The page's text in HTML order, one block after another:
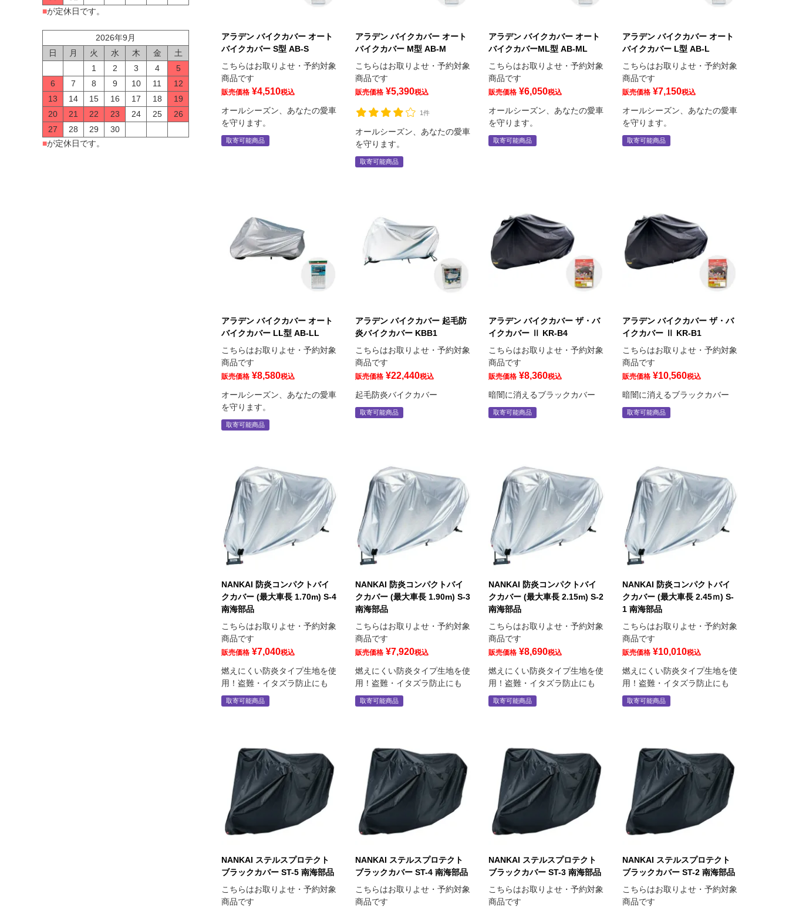
■が定休日です。
2026年9月
日
月 火 水 木 金
土
1
2 3 4
5
6
7 8 9 10 11
12
13
14 15 16 17 18
19
20
21 22 23 24 25
26
27
28 29
30
■が定休日です。
アラデン バイクカバー オート
バイクカバー S型 AB-S
こちらはお取りよせ・予約対象
商品です
販売価格 ¥4,510税込
オールシーズン、あなたの愛車
を守ります。
取寄可能商品
アラデン バイクカバー オート
バイクカバー M型 AB-M
こちらはお取りよせ・予約対象
商品です
販売価格 ¥5,390税込
1件
オールシーズン、あなたの愛車
を守ります。
取寄可能商品
アラデン バイクカバー オート
バイクカバーML型 AB-ML
こちらはお取りよせ・予約対象
商品です
販売価格 ¥6,050税込
オールシーズン、あなたの愛車
を守ります。
取寄可能商品
アラデン バイクカバー オート
バイクカバー L型 AB-L
こちらはお取りよせ・予約対象
商品です
販売価格 ¥7,150税込
オールシーズン、あなたの愛車
を守ります。
取寄可能商品
アラデン バイクカバー オート
バイクカバー LL型 AB-LL
こちらはお取りよせ・予約対象
商品です
販売価格 ¥8,580税込
オールシーズン、あなたの愛車
を守ります。
取寄可能商品
アラデン バイクカバー 起毛防
炎バイクカバー KBB1
こちらはお取りよせ・予約対象
商品です
販売価格 ¥22,440税込
起毛防炎バイクカバー
取寄可能商品
アラデン バイクカバー ザ・バ
イクカバー Ⅱ KR-B4
こちらはお取りよせ・予約対象
商品です
販売価格 ¥8,360税込
暗闇に消えるブラックカバー
取寄可能商品
アラデン バイクカバー ザ・バ
イクカバー Ⅱ KR-B1
こちらはお取りよせ・予約対象
商品です
販売価格 ¥10,560税込
暗闇に消えるブラックカバー
取寄可能商品
NANKAI 防炎コンパクトバイ
クカバー (最大車長 1.70m) S-4
南海部品
こちらはお取りよせ・予約対象
商品です
販売価格 ¥7,040税込
燃えにくい防炎タイプ生地を使
用！盗難・イタズラ防止にも
取寄可能商品
NANKAI 防炎コンパクトバイ
クカバー (最大車長 1.90m) S-3
南海部品
こちらはお取りよせ・予約対象
商品です
販売価格 ¥7,920税込
燃えにくい防炎タイプ生地を使
用！盗難・イタズラ防止にも
取寄可能商品
NANKAI 防炎コンパクトバイ
クカバー (最大車長 2.15m) S-2
南海部品
こちらはお取りよせ・予約対象
商品です
販売価格 ¥8,690税込
燃えにくい防炎タイプ生地を使
用！盗難・イタズラ防止にも
取寄可能商品
NANKAI 防炎コンパクトバイ
クカバー (最大車長 2.45ｍ) S-
1 南海部品
こちらはお取りよせ・予約対象
商品です
販売価格 ¥10,010税込
燃えにくい防炎タイプ生地を使
用！盗難・イタズラ防止にも
取寄可能商品
NANKAI ステルスプロテクト
ブラックカバー ST-5 南海部品
こちらはお取りよせ・予約対象
商品です
NANKAI ステルスプロテクト
ブラックカバー ST-4 南海部品
こちらはお取りよせ・予約対象
商品です
NANKAI ステルスプロテクト
ブラックカバー ST-3 南海部品
こちらはお取りよせ・予約対象
商品です
NANKAI ステルスプロテクト
ブラックカバー ST-2 南海部品
こちらはお取りよせ・予約対象
商品です